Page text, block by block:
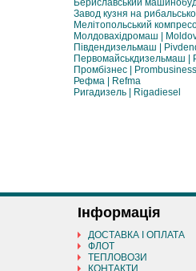
Бериславський
Завод кузня на
Мелітопольський
Молдовахідромаш |
Південдизельмаш |
Первомайськдизельмаш |
Промбізнес | Prombusiness
Рефма | Refma
Ригадизель | Rigadiesel
Інформація
ДОСТАВКА І ОПЛАТА
ФЛОТ
ТЕПЛОВОЗИ
КОНТАКТИ